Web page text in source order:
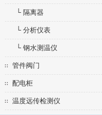
└ 隔离器
└ 分析仪表
└ 钢水测温仪
管件阀门
配电柜
温度远传检测仪